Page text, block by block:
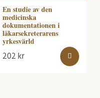
En studie av den
medicinska
dokumentationen i
läkarsekreterarens
yrkesvärld
202kr